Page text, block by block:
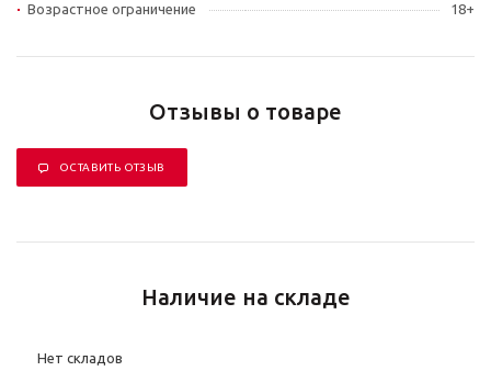
Возрастное ограничение
18+
Отзывы о товаре
ОСТАВИТЬ ОТЗЫВ
Наличие на складе
Нет складов